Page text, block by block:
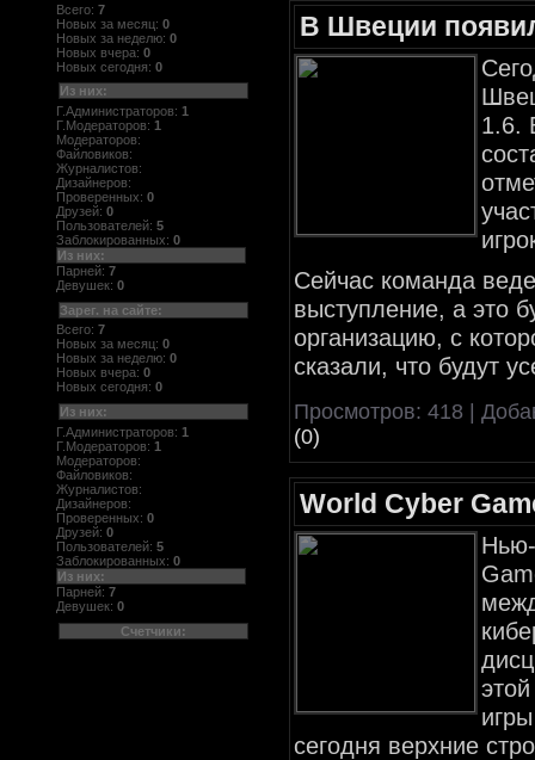
Всего: 7
Новых за месяц: 0
Новых за неделю: 0
Новых вчера: 0
Новых сегодня: 0
Из них:
Г.Администраторов: 1
Г.Модераторов: 1
Модераторов:
Файловиков:
Журналистов:
Дизайнеров:
Проверенных: 0
Друзей: 0
Пользователей: 5
Заблокированных: 0
Из них:
Парней: 7
Девушек: 0
Зарег. на сайте:
Всего: 7
Новых за месяц: 0
Новых за неделю: 0
Новых вчера: 0
Новых сегодня: 0
Из них:
Г.Администраторов: 1
Г.Модераторов: 1
Модераторов:
Файловиков:
Журналистов:
Дизайнеров:
Проверенных: 0
Друзей: 0
Пользователей: 5
Заблокированных: 0
Из них:
Парней: 7
Девушек: 0
Счетчики:
В Швеции
1.6.
Сейчас команда
выступление, а это
организацию, с
сказали, что будут
Просмотров: 418 |
(0)
World Cyber
сегодня верхние